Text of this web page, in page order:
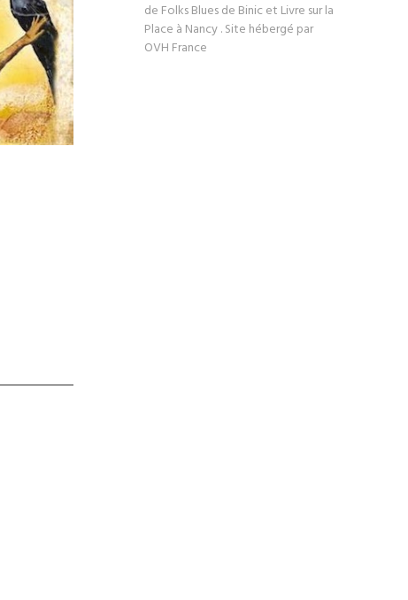
de Folks Blues de Binic et Livre sur la
Place à Nancy . Site hébergé par
OVH France